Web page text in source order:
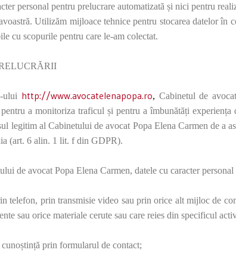
personal pentru prelucrare automatizată și nici pentru
Utilizăm mijloace tehnice pentru stocarea datelor în
cu scopurile pentru care le-am colectat.
ului http://www.avocatelenapopa.ro, Cabinetul de
a monitoriza traficul și pentru a îmbunătăți
legitim al Cabinetului de avocat Popa Elena Carmen de a
(art. 6 alin. 1 lit. f din GDPR).
de avocat Popa Elena Carmen, datele cu caracter
telefon, prin transmisie video sau prin orice alt mijloc de
sau orice materiale cerute sau care reies din specificul
prin formularul de contact;